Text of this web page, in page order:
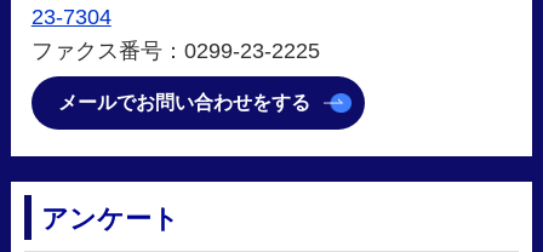
23-7304
ファクス番号：0299-23-2225
メールでお問い合わせをする
アンケート